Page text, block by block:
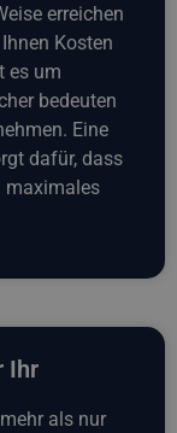
erreichen
Kosten
es um
bedeuten
Eine
dafür, dass
maximales
Ihr
als nur